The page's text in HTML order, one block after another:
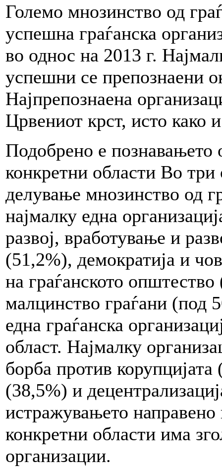
Големо мнозинство од
успешна граѓанска
во однос на 2013 г.
успешни се препознаени
Најпрепознаена
Црвениот крст, исто како
Подобрено е познавањето
конкретни области Во
делување мнозинство од
најмалку една
развој, вработување и
(51,2%), демократија и
на граѓанското
малцинство граѓани (под
една граѓанска
област. Најмалку
борба против
(38,5%) и
истражувањето направено
конкретни области има
организации.